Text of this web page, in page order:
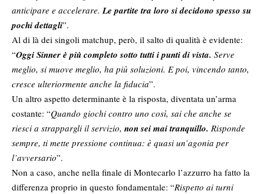
anticipare e accelerare.Le partite tra loro si decidono spesso su
pochi dettagli”.
Al di là dei singoli matchup, però, il salto di qualità è evidente:
“Oggi Sinner è più completo sotto tutti i punti di vista. Serve
meglio, si muove meglio, ha più soluzioni. E poi, vincendo tanto,
cresce ulteriormente anche la fiducia”.
Un altro aspetto determinante è la risposta, diventata un’arma
costante: “Quando giochi contro uno così, sai che anche se
riesci a strappargli il servizio, non sei mai tranquillo. Risponde
sempre, ti mette pressione continua: è quasi un’agonia per
l’avversario”.
Non a caso, anche nella finale di Montecarlo l’azzurro ha fatto la
differenza proprio in questo fondamentale: “Rispetto ai turni